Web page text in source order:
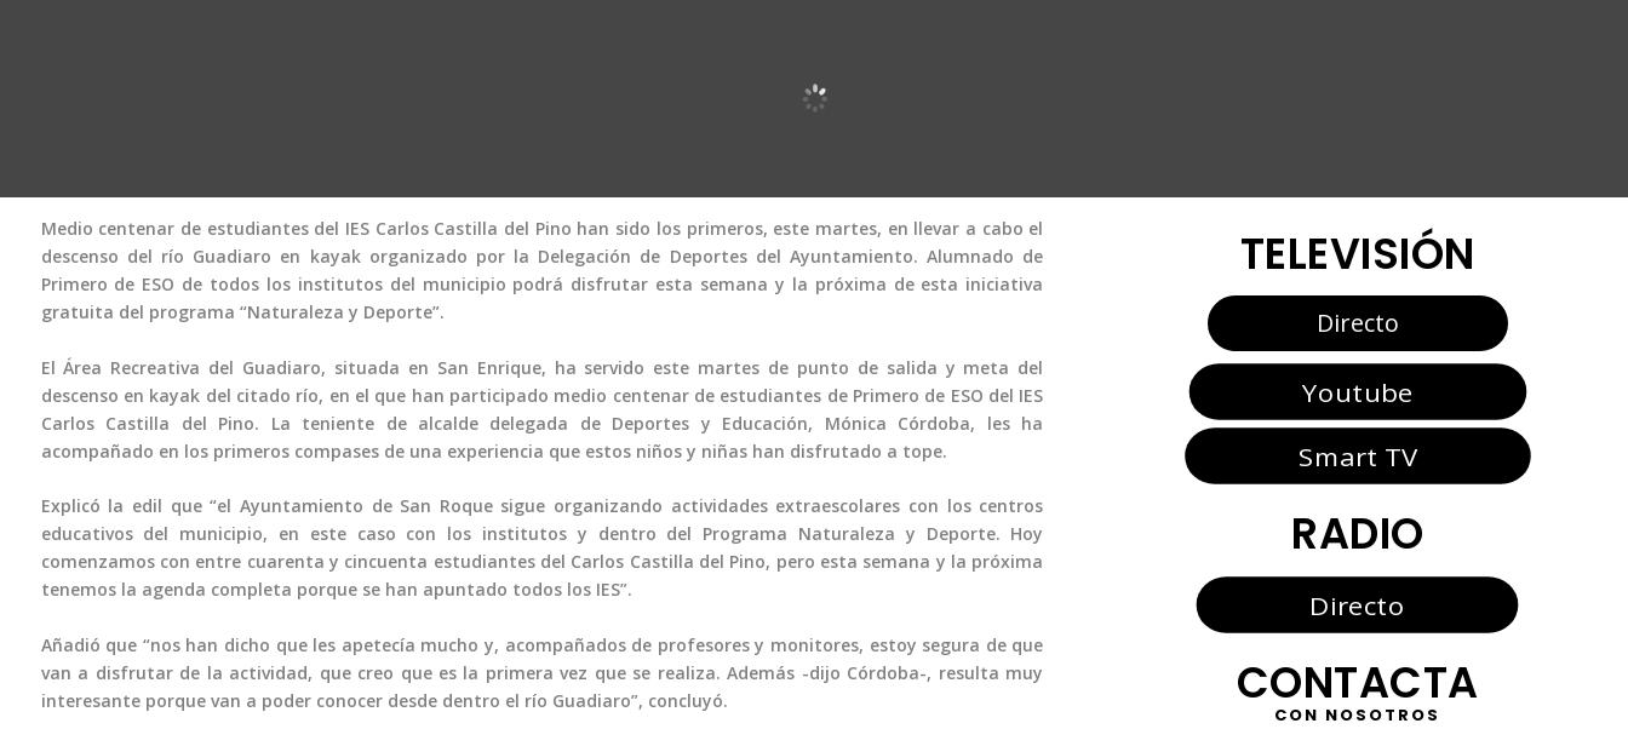
Medio centenar de estudiantes del IES Carlos Castilla del Pino han sido los primeros, este martes, en llevar a cabo el
descenso del río Guadiaro en kayak organizado por la Delegación de Deportes del Ayuntamiento. Alumnado de
Primero de ESO de todos los institutos del municipio podrá disfrutar esta semana y la próxima de esta iniciativa
gratuita del programa “Naturaleza y Deporte”.
El Área Recreativa del Guadiaro, situada en San Enrique, ha servido este martes de punto de salida y meta del
descenso en kayak del citado río, en el que han participado medio centenar de estudiantes de Primero de ESO del IES
Carlos Castilla del Pino. La teniente de alcalde delegada de Deportes y Educación, Mónica Córdoba, les ha
acompañado en los primeros compases de una experiencia que estos niños y niñas han disfrutado a tope.
Explicó la edil que “el Ayuntamiento de San Roque sigue organizando actividades extraescolares con los centros
educativos del municipio, en este caso con los institutos y dentro del Programa Naturaleza y Deporte. Hoy
comenzamos con entre cuarenta y cincuenta estudiantes del Carlos Castilla del Pino, pero esta semana y la próxima
tenemos la agenda completa porque se han apuntado todos los IES”.
Añadió que “nos han dicho que les apetecía mucho y, acompañados de profesores y monitores, estoy segura de que
van a disfrutar de la actividad, que creo que es la primera vez que se realiza. Además -dijo Córdoba-, resulta muy
interesante porque van a poder conocer desde dentro el río Guadiaro”, concluyó.
TELEVISIÓN
Directo
Youtube
Smart TV
RADIO
Directo
CONTACTA
CON NOSOTROS